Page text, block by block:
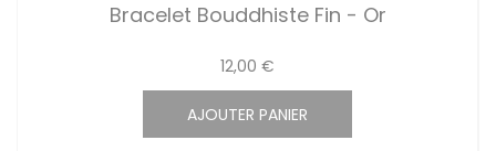
Bracelet Bouddhiste Fin - Or
12,00 €
AJOUTER PANIER